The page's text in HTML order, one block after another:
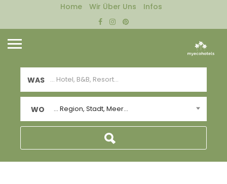
Home Wir Über Uns Infos
WAS
WO ... Region, Stadt, Meer...